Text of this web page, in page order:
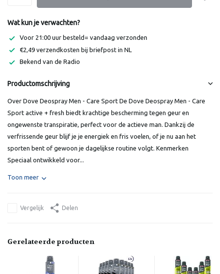
Wat kun je verwachten?
Voor 21:00 uur besteld= vandaag verzonden
€2,49 verzendkosten bij briefpost in NL
Bekend van de Radio
Productomschrijving
Over Dove Deospray Men - Care Sport De Dove Deospray Men - Care
Sport active + fresh biedt krachtige bescherming tegen geur en
ongewenste transpiratie, perfect voor de actieve man. Dankzij de
verfrissende geur blijf je je energiek en fris voelen, of je nu aan het
sporten bent of gewoon je dagelijkse routine volgt. Kenmerken
Speciaal ontwikkeld voor...
Toon meer
Vergelijk Delen
Gerelateerde producten